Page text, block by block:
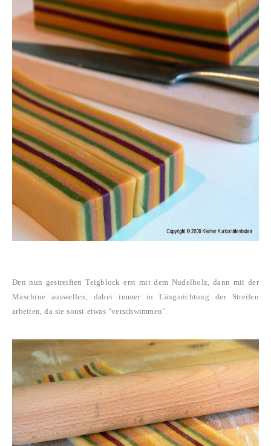
Den nun gestreiften Teigblock erst mit dem Nudelholz, dann mit der
Maschine auswellen, dabei immer in Längsrichtung der Streifen
arbeiten, da sie sonst etwas "verschwimmen".